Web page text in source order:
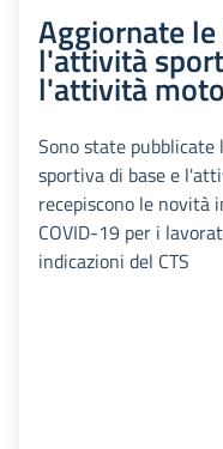
Aggiornate
l'attività
l'attività
Sono state
sportiva di base e
recepiscono le novità
COVID-19 per i
indicazioni del CTS